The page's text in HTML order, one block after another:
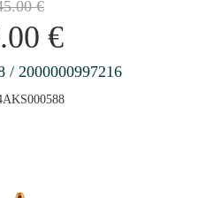
€
€
/ 2000000997216